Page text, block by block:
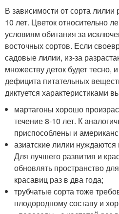
В зависимости от сорта
10 лет. Цветок относительно
условиям обитания за
восточных сортов. Если
садовые лилии, из-за
множеству деток будет тесно,
дефицита питательных
диктуется характеристиками
мартагоны хорошо
течение 8-10 лет. К
приспособлены и
азиатские лилии нуждаются
Для лучшего развития и
обновлять пространство
красавиц раз в два года;
трубчатые сорта тоже
плодородному составу и